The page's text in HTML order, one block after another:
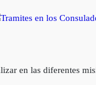
en las diferentes